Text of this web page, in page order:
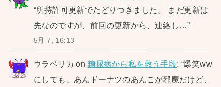
“所持許可更新でたどりつきました。 まだ更新は
先なのですが、前回の更新から、連絡し…”
5月 7, 16:13
ウラベリカ on 糖尿病から私を救う手段: “爆笑ww
にしても、あんドーナツのあんこが邪魔だけど、